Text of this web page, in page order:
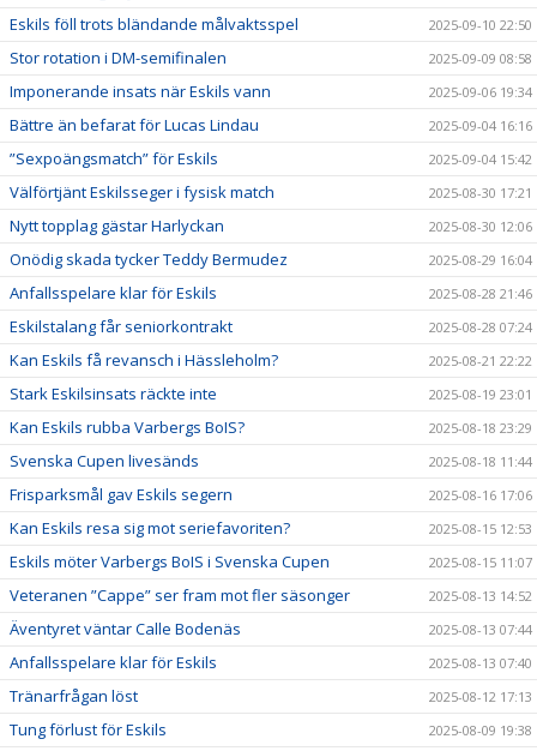
Eskils föll trots bländande målvaktsspel 2025-09-10 22:50
Stor rotation i DM-semifinalen 2025-09-09 08:58
Imponerande insats när Eskils vann 2025-09-06 19:34
Bättre än befarat för Lucas Lindau 2025-09-04 16:16
”Sexpoängsmatch” för Eskils 2025-09-04 15:42
Välförtjänt Eskilsseger i fysisk match 2025-08-30 17:21
Nytt topplag gästar Harlyckan 2025-08-30 12:06
Onödig skada tycker Teddy Bermudez 2025-08-29 16:04
Anfallsspelare klar för Eskils 2025-08-28 21:46
Eskilstalang får seniorkontrakt 2025-08-28 07:24
Kan Eskils få revansch i Hässleholm? 2025-08-21 22:22
Stark Eskilsinsats räckte inte 2025-08-19 23:01
Kan Eskils rubba Varbergs BoIS? 2025-08-18 23:29
Svenska Cupen livesänds 2025-08-18 11:44
Frisparksmål gav Eskils segern 2025-08-16 17:06
Kan Eskils resa sig mot seriefavoriten? 2025-08-15 12:53
Eskils möter Varbergs BoIS i Svenska Cupen 2025-08-15 11:07
Veteranen ”Cappe” ser fram mot fler säsonger 2025-08-13 14:52
Äventyret väntar Calle Bodenäs 2025-08-13 07:44
Anfallsspelare klar för Eskils 2025-08-13 07:40
Tränarfrågan löst 2025-08-12 17:13
Tung förlust för Eskils 2025-08-09 19:38